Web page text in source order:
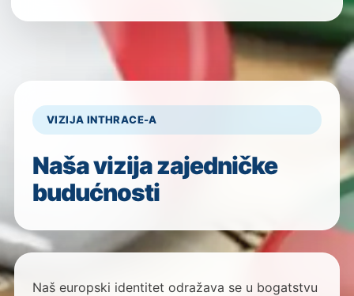
VIZIJA INTHRACE-A
Naša vizija zajedničke
budućnosti
Naš europski identitet odražava se u bogatstvu